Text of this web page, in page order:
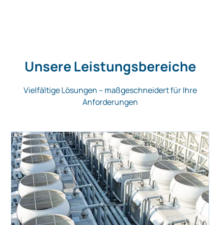
Unsere Leistungsbereiche
Vielfältige Lösungen – maßgeschneidert für Ihre
Anforderungen